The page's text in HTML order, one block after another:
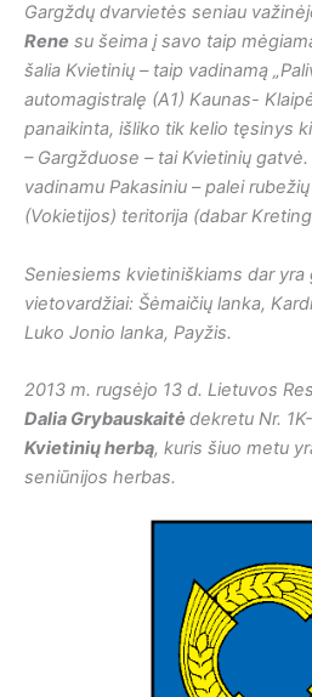
Gargždų dvarvietės seniau
Rene su šeima į savo taip
šalia Kvietinių – taip vadinamą
automagistralę (A1) Kaunas-
panaikinta, išliko tik kelio tęsinys
– Gargžduose – tai Kvietinių
vadinamu Pakasiniu – palei
(Vokietijos) teritorija (dabar
Seniesiems kvietiniškiams dar yra
vietovardžiai: Šėmaičių lanka,
Luko Jonio lanka, Payžis.
2013 m. rugsėjo 13 d. Lietuvos
Dalia Grybauskaitė dekretu Nr.
Kvietinių herbą, kuris šiuo metu
seniūnijos herbas.